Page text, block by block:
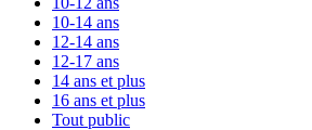
10-14 ans
12-14 ans
12-17 ans
14 ans et plus
16 ans et plus
Tout public